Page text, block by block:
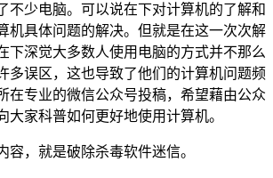
不少电脑。可以说在下对计算机的了解和
机具体问题的解决。但就是在这一次次解
下深觉大多数人使用电脑的方式并不那么
多误区，这也导致了他们的计算机问题频
在专业的微信公众号投稿，希望藉由公众
大家科普如何更好地使用计算机。
容，就是破除杀毒软件迷信。